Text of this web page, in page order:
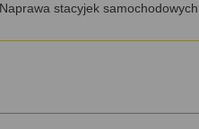
Naprawa stacyjek samochodowych